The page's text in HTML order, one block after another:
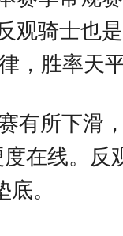
观骑士也
，胜率天
有所下滑
在线。反
。